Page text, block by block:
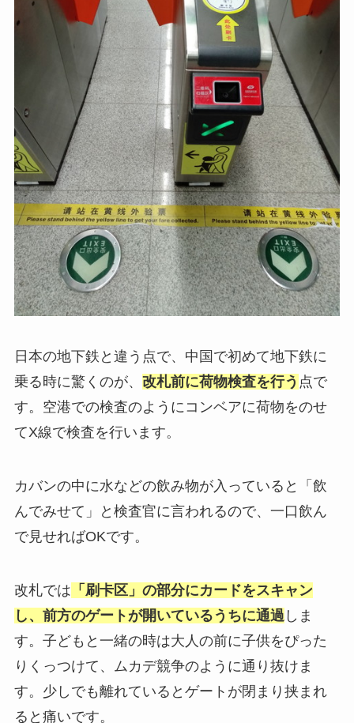
日本の地下鉄と違う点で、中国で初めて地下鉄に
乗る時に驚くのが、 改札前に荷物検査を行う 点で
す。空港での検査のようにコンベアに荷物をのせ
てX線で検査を行います。
カバンの中に水などの飲み物が入っていると「飲
んでみせて」と検査官に言われるので、一口飲ん
で見せればOKです。
改札では 「刷卡区」の部分にカードをスキャン
し、前方のゲートが開いているうちに通過しま
す。子どもと一緒の時は大人の前に子供をぴった
りくっつけて、ムカデ競争のように通り抜けま
す。少しでも離れているとゲートが閉まり挟まれ
ると痛いです。